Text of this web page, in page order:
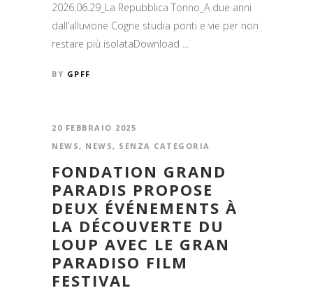
2026.06.29_La Repubblica Torino_A due anni
dall’alluvione Cogne studia ponti e vie per non
restare più isolataDownload ...
BY GPFF
20 FEBBRAIO 2025
NEWS, NEWS, SENZA CATEGORIA
FONDATION GRAND
PARADIS PROPOSE
DEUX ÉVÉNEMENTS À
LA DÉCOUVERTE DU
LOUP AVEC LE GRAN
PARADISO FILM
FESTIVAL